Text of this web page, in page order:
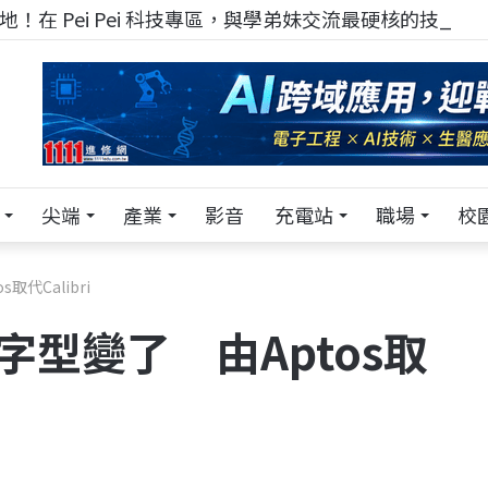
！在 Pei Pei 科技專區，與學弟妹交流最硬核的技術
尖端 產業 影音 充電站 職場 校
取代Calibri
型變了 由Aptos取